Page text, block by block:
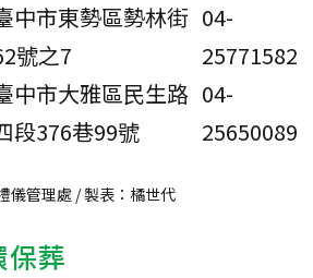
中市東勢區勢林街
號之7
04-
25771582
中市大雅區民生路
段376巷99號
04-
25650089
儀管理處 / 製表：橘世代
保葬